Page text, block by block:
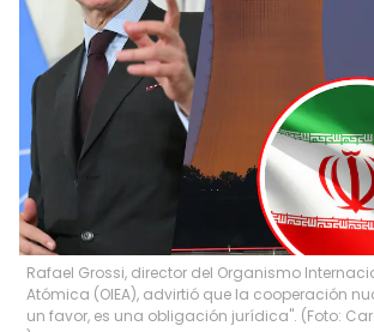
Rafael Grossi, director del Organismo
Atómica (OIEA), advirtió que la cooperación
un favor, es una obligación jurídica". (Foto: